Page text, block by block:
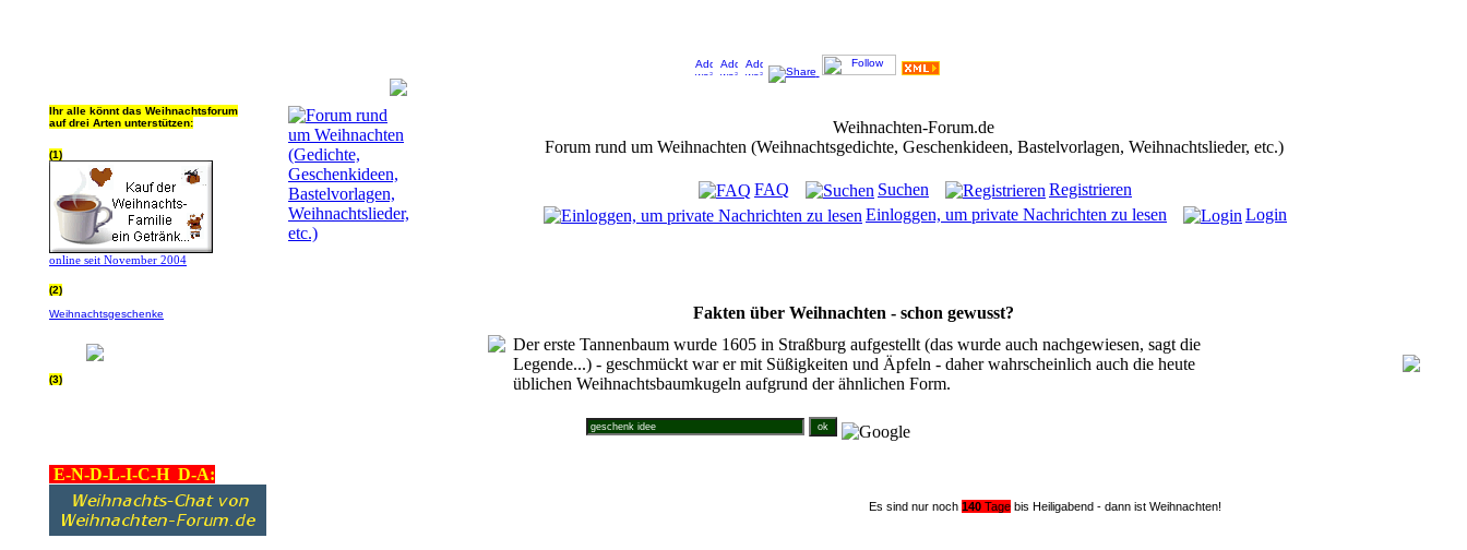
Ihr alle könnt das Weihnachtsforum
auf drei Arten unterstützen:
(1)
online seit November 2004
(2)
Weihnachtsgeschenke
dankbar für jede Hilfe, danke!!!
(3)
E-N-D-L-I-C-H D-A:
Weihnachten-Forum.de
Forum rund um Weihnachten (Weihnachtsgedichte, Geschenkideen, Bastelvorlagen, Weihnachtslieder, etc.)
FAQ Suchen
Registrieren
Einloggen, um private Nachrichten zu lesen
Login
Fakten über Weihnachten - schon gewusst?
Der erste Tannenbaum wurde 1605 in Straßburg aufgestellt (das wurde auch nachgewiesen, sagt die
Legende...) - geschmückt war er mit Süßigkeiten und Äpfeln - daher wahrscheinlich auch die heute
üblichen Weihnachtsbaumkugeln aufgrund der ähnlichen Form.
Es sind nur noch 140 Tage bis Heiligabend - dann ist Weihnachten!